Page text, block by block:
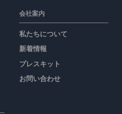
会社案内
私たちについて
新着情報
プレスキット
お問い合わせ